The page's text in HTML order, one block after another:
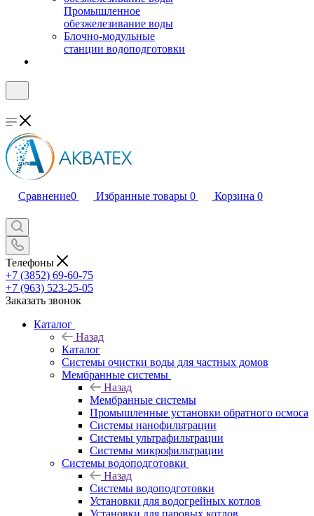
Промышленное
обезжелезивание воды
Блочно-модульные
станции водоподготовки
Сравнение0 Избранные товары 0 Корзина 0
Телефоны
+7 (3852) 69-60-75
+7 (963) 523-25-05
Заказать звонок
Каталог
Назад
Каталог
Системы очистки воды для частных домов
Мембранные системы
Назад
Мембранные системы
Промышленные установки обратного осмоса
Системы нанофильтрации
Системы ультрафильтрации
Системы микрофильтрации
Системы водоподготовки
Назад
Системы водоподготовки
Установки для водогрейных котлов
Установки для паровых котлов